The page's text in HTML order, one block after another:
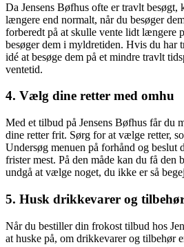
Da Jensens Bøfhus ofte er travlt besøgt,
længere end normalt, når du besøger
forberedt på at skulle vente lidt længere
besøger dem i myldretiden. Hvis du har
idé at besøge dem på et mindre travlt
ventetid.
4. Vælg dine retter med omhu
Med et tilbud på Jensens Bøfhus får du
dine retter frit. Sørg for at vælge retter,
Undersøg menuen på forhånd og beslut
frister mest. På den måde kan du få den
undgå at vælge noget, du ikke er så
5. Husk drikkevarer og
Når du bestiller din frokost tilbud hos
at huske på, om drikkevarer og tilbehør